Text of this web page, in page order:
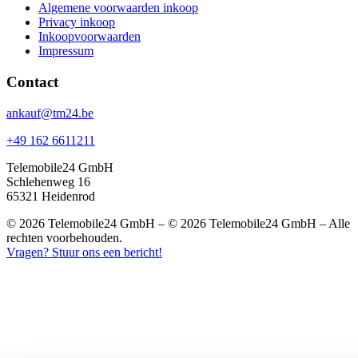
Algemene voorwaarden inkoop
Privacy inkoop
Inkoopvoorwaarden
Impressum
Contact
ankauf@tm24.be
+49 162 6611211
Telemobile24 GmbH
Schlehenweg 16
65321 Heidenrod
© 2026 Telemobile24 GmbH – © 2026 Telemobile24 GmbH – Alle
rechten voorbehouden.
Vragen? Stuur ons een bericht!